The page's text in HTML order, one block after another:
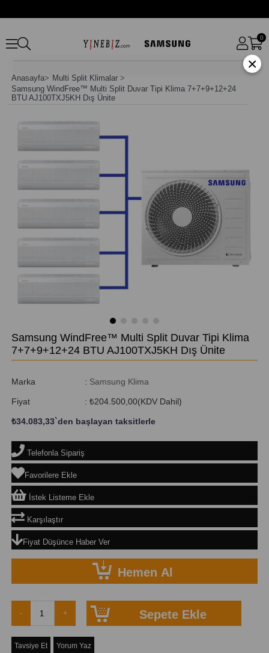
0
Anasayfa> Multi Split Klimalar>
Samsung WindFree™ Multi Split Duvar Tipi Klima 7+7+9+12+24
BTU AJ100TXJ5KH Dış Ünite
Samsung WindFree™ Multi Split Duvar Tipi Klima
7+7+9+12+24 BTU AJ100TXJ5KH Dış Ünite
Marka : Samsung Klima
Fiyat : ₺204.500,00(KDV Dahil)
₺34.083,33`den başlayan taksitlerle
Telefonla Sipariş
Favorilere Ekle
İstek Listeme Ekle
Karşılaştır
Fiyat Düşünce Haber Ver
Tavsiye Et Yorum Yaz
×